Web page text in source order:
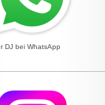
DJ bei WhatsApp